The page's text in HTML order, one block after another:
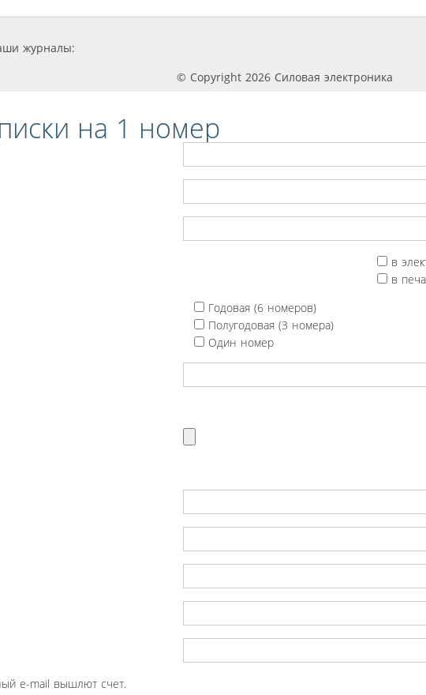
журналы:
© Copyright 2026 Силовая электроника
на 1 номер
в
в
Годовая (6 номеров)
Полугодовая (3 номера)
Один номер
e-mail вышлют счет.